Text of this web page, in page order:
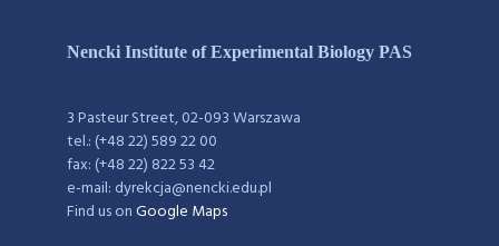
Nencki Institute of Experimental Biology PAS
3 Pasteur Street, 02-093 Warszawa
tel.: (+48 22) 589 22 00
fax: (+48 22) 822 53 42
e-mail: dyrekcja@nencki.edu.pl
Find us onGoogle Maps